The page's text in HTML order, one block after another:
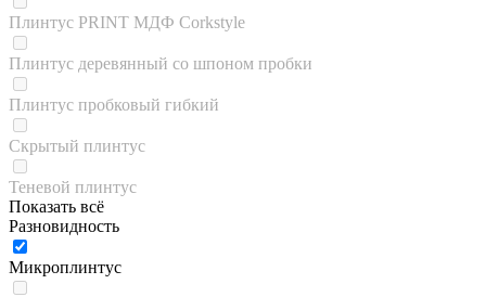
Плинтус PRINT МДФ Corkstyle
Плинтус деревянный со шпоном пробки
Плинтус пробковый гибкий
Скрытый плинтус
Теневой плинтус
Показать всё
Разновидность
Микроплинтус